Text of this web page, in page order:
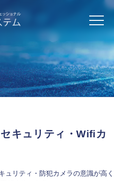
キュリティ・Wifiカ
ュリティ・防犯カメラの意識が高く